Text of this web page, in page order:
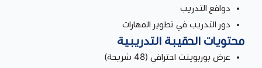
دوافع التدريب
دور التدريب في تطوير المهارات
محتويات الحقيبة التدريبية
عرض بوربوينت احترافي (48 شريحة)